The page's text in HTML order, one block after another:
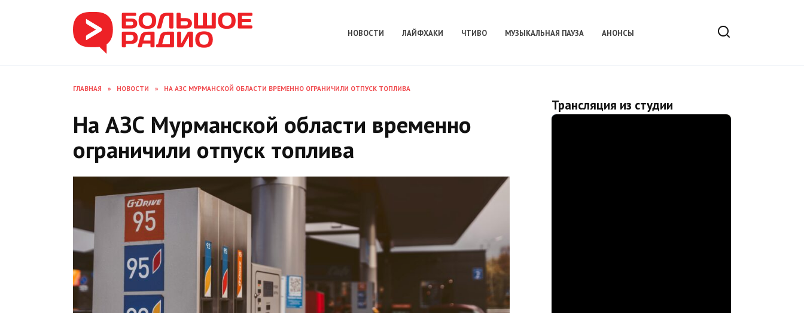
НОВОСТИ ЛАЙФХАКИ ЧТИВО МУЗЫКАЛЬНАЯ ПАУЗА АНОНСЫ
ГЛАВНАЯ » НОВОСТИ » НА АЗС МУРМАНСКОЙ ОБЛАСТИ ВРЕМЕННО ОГРАНИЧИЛИ ОТПУСК ТОПЛИВА
На АЗС Мурманской области временно
ограничили отпуск топлива
Трансляция из студии